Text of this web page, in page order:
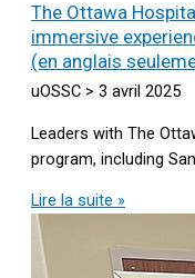
The Ottawa
immersive
(en anglais
uOSSC 3 avril 2025
Leaders with The
program, including
Lire la suite »